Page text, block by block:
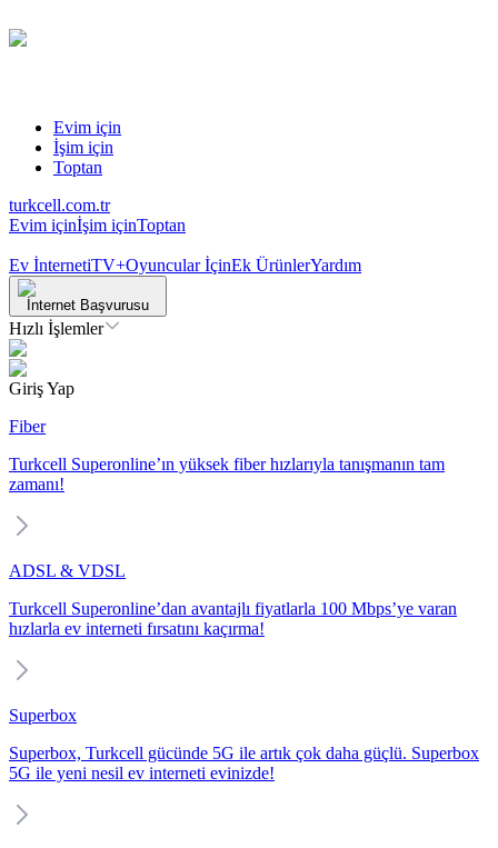
Evim için
İşim için
Toptan
turkcell.com.tr
Evim içinİşim içinToptan
Ev İnternetiTV+Oyuncular İçinEk ÜrünlerYardım
İnternet Başvurusu
Hızlı İşlemler
Giriş Yap
Fiber
Turkcell Superonline’ın yüksek fiber hızlarıyla tanışmanın tam
zamanı!
ADSL & VDSL
Turkcell Superonline’dan avantajlı fiyatlarla 100 Mbps’ye varan
hızlarla ev interneti fırsatını kaçırma!
Superbox
Superbox, Turkcell gücünde 5G ile artık çok daha güçlü. Superbox
5G ile yeni nesil ev interneti evinizde!